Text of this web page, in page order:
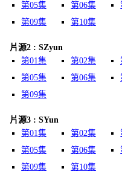
第05集
第06集
第09集
第10集
片源2 : SZyun
第01集
第02集
第05集
第06集
第09集
片源3 : SYun
第01集
第02集
第05集
第06集
第09集
第10集